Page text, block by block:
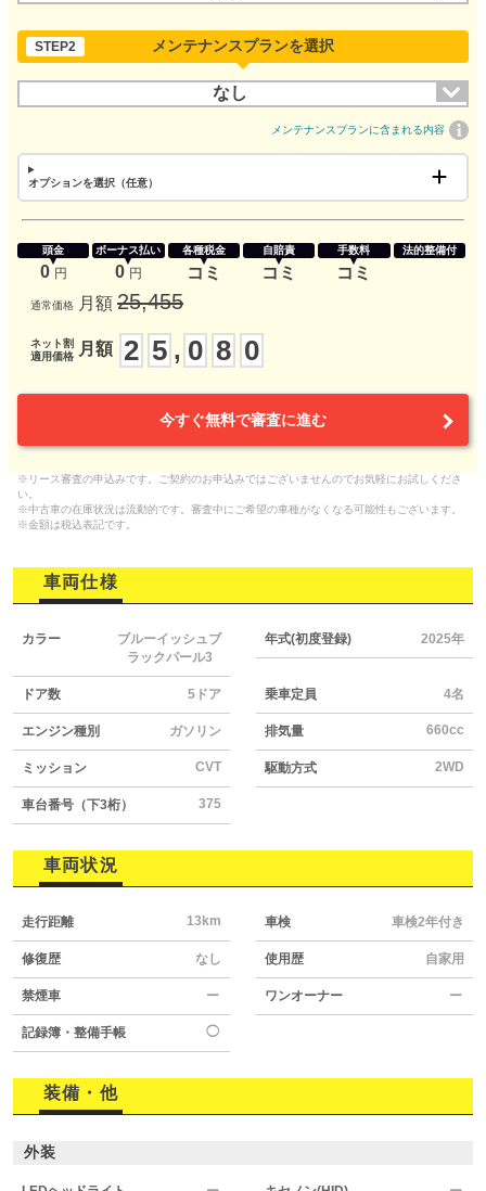
STEP2 メンテナンスプランを選択
なし
メンテナンスプランに含まれる内容
オプションを選択（任意）
頭金
0 円
ボーナス払い
0 円
各種税金
コミ
自賠責
コミ
手数料
コミ
法的整備付
通常価格 月額 25,455
ネット割
適用価格
月額 2 5 , 0 8 0
今すぐ無料で審査に進む
※リース審査の申込みです。ご契約のお申込みではございませんのでお気軽にお試しくださ
い。
※中古車の在庫状況は流動的です。審査中にご希望の車種がなくなる可能性もございます。
※金額は税込表記です。
車両仕様
カラー
ブルーイッシュブ
ラックパール3
年式(初度登録) 2025年
ドア数 5ドア 乗車定員 4名
エンジン種別 ガソリン 排気量 660cc
ミッション CVT 駆動方式 2WD
車台番号（下3桁） 375
車両状況
走行距離 13km 車検 車検2年付き
修復歴 なし 使用歴 自家用
禁煙車 ー ワンオーナー ー
記録簿・整備手帳 ◯
装備・他
外装